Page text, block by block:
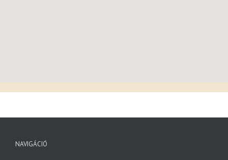
NAVIGÁCIÓ